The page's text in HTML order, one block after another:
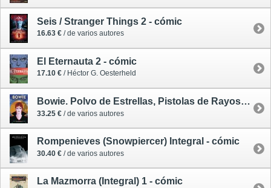
Seis / Stranger Things 2 - cómic
16.63 € / de varios autores
El Eternauta 2 - cómic
17.10 € / Héctor G. Oesterheld
Bowie. Polvo de Estrellas, Pistolas de Rayos y Fantasías de la Era Espacial - cómic
33.25 € / de varios autores
Rompenieves (Snowpiercer) Integral - cómic
30.40 € / de varios autores
La Mazmorra (Integral) 1 - cómic